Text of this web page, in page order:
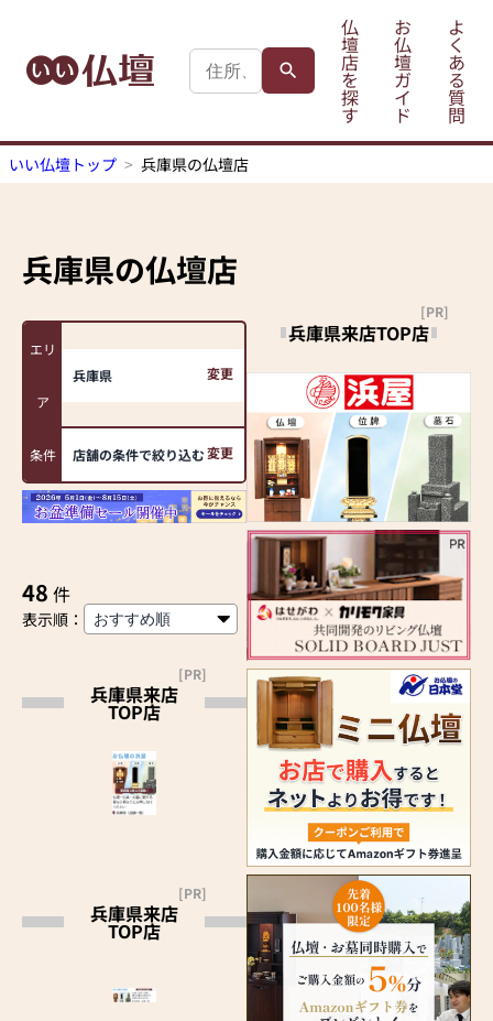
仏
壇
店
を
探
す
お
仏
壇
ガ
イ
ド
よ
く
あ
る
質
問
いい仏壇トップ 兵庫県の仏壇店
兵庫県の仏壇店
エリ
ア
兵庫県 変更
条件 店舗の条件で絞り込む変更
48 件
表示順：
兵庫県来店
TOP店
[PR]
兵庫県来店
TOP店
[PR]
兵庫県来店TOP店
[PR]